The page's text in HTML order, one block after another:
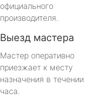
официального
производителя.
Выезд мастера
Мастер оперативно
приезжает к месту
назначения в течении
часа.